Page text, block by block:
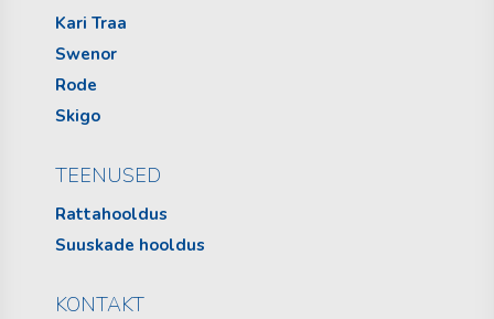
Kari Traa
Swenor
Rode
Skigo
TEENUSED
Rattahooldus
Suuskade hooldus
KONTAKT